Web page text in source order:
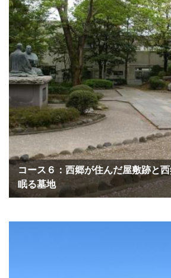
コース６：西郷が住んだ屋敷跡と
眠る墓地